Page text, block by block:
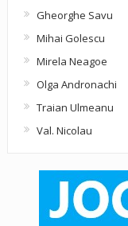
Gheorghe Savu
Mihai Golescu
Mirela Neagoe
Olga Andronachi
Traian Ulmeanu
Val. Nicolau